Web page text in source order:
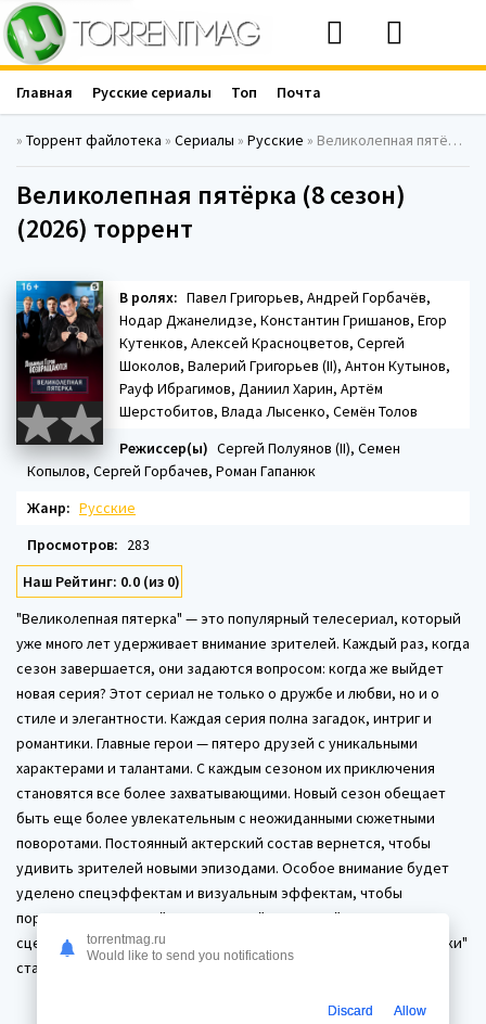
» Торрент файлотека » Сериалы » Русские » Великолепная пятёрка (8 сезон) (2026)
Великолепная пятёрка (8 сезон)
(2026) торрент
В ролях: Павел Григорьев, Андрей Горбачёв,
Нодар Джанелидзе, Константин Гришанов, Егор
Кутенков, Алексей Красноцветов, Сергей
Шоколов, Валерий Григорьев (II), Антон Кутынов,
Рауф Ибрагимов, Даниил Харин, Артём
Шерстобитов, Влада Лысенко, Семён Толов
Режиссер(ы) Сергей Полуянов (II), Семен
Копылов, Сергей Горбачев, Роман Гапанюк
Жанр: Русские
Просмотров: 283
Наш Рейтинг: 0.0 (из 0)
"Великолепная пятерка" — это популярный телесериал, который
уже много лет удерживает внимание зрителей. Каждый раз, когда
сезон завершается, они задаются вопросом: когда же выйдет
новая серия? Этот сериал не только о дружбе и любви, но и о
стиле и элегантности. Каждая серия полна загадок, интриг и
романтики. Главные герои — пятеро друзей с уникальными
характерами и талантами. С каждым сезоном их приключения
становятся все более захватывающими. Новый сезон обещает
быть еще более увлекательным с неожиданными сюжетными
поворотами. Постоянный актерский состав вернется, чтобы
удивить зрителей новыми эпизодами. Особое внимание будет
уделено спецэффектам и визуальным эффектам, чтобы
порадовать зрителей потрясающей картинкой и зрелищными
сценами. Нет сомнений, что новый сезон "Великолепной пятерки"
станет достойным продолжением этой популярной истории.
Главная Русские сериалы Топ Почта
torrentmag.ru
Would like to send you notifications
Discard Allow